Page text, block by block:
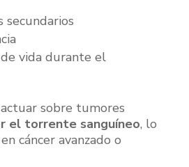
secundarios
vida durante el
sobre tumores
el torrente sanguíneo, lo
cáncer avanzado o